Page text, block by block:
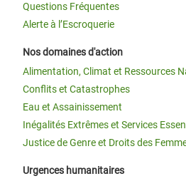
Questions Fréquentes
Alerte à l’Escroquerie
Nos domaines d'action
Alimentation, Climat et Ressources
Conflits et Catastrophes
Eau et Assainissement
Inégalités Extrêmes et Services
Justice de Genre et Droits des
Urgences humanitaires